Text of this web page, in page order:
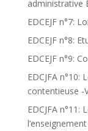
administrative
EDCEJF n°7:
EDCEJF n°8:
EDCEJF n°9:
EDCJFA
contentieuse -
EDCJFA